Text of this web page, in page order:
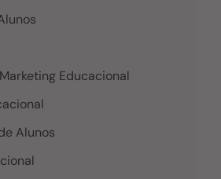
de CRM, ele focará na
estão certos, mas o
Educacional
Alunos